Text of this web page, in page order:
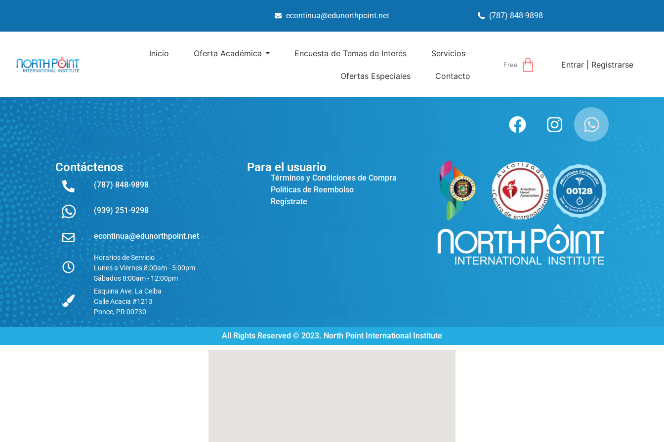
econtinua@edunorthpoint.net (787) 848-9898
Inicio Oferta Académica Encuesta de Temas de Interés Servicios
Ofertas Especiales Contacto
Free Entrar | Registrarse
Contáctenos
(787) 848-9898
(939) 251-9298
econtinua@edunorthpoint.net
Horarios de Servicio
Lunes a Viernes 8:00am - 5:00pm
Sábados 8:00am - 12:00pm
Esquina Ave. La Ceiba
Calle Acacia #1213
Ponce, PR 00730
Para el usuario
Términos y Condiciones de Compra
Políticas de Reembolso
Regístrate
All Rights Reserved © 2023. North Point International Institute